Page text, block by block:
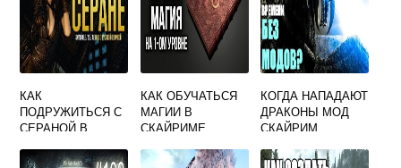
КАК
ПОДРУЖИТЬСЯ С
СЕРАНОЙ В
КАК ОБУЧАТЬСЯ
МАГИИ В
СКАЙРИМЕ
КОГДА НАПАДАЮТ
ДРАКОНЫ МОД
СКАЙРИМ